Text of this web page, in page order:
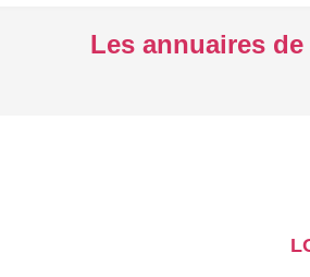
Les annuaires